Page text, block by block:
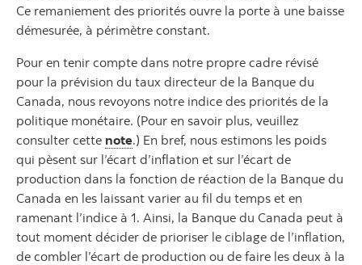
Ce remaniement des priorités ouvre la porte à une baisse
démesurée, à périmètre constant.
Pour en tenir compte dans notre propre cadre révisé
pour la prévision du taux directeur de la Banque du
Canada, nous revoyons notre indice des priorités de la
politique monétaire. (Pour en savoir plus, veuillez
consulter cette note.) En bref, nous estimons les poids
qui pèsent sur l’écart d’inflation et sur l’écart de
production dans la fonction de réaction de la Banque du
Canada en les laissant varier au fil du temps et en
ramenant l’indice à 1. Ainsi, la Banque du Canada peut à
tout moment décider de prioriser le ciblage de l’inflation,
de combler l’écart de production ou de faire les deux à la